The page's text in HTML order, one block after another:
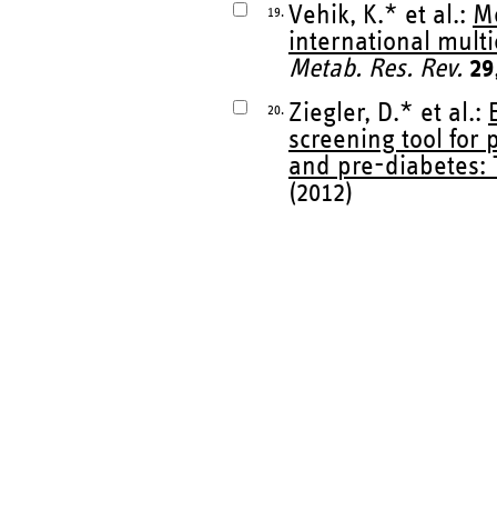
19. Vehik, K.* et al.:
international
Metab. Res. Rev. 29
20. Ziegler, D.* et al.:
screening tool for
and pre-diabetes:
(2012)